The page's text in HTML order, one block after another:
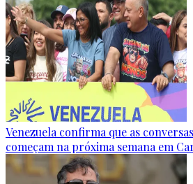
Venezuela confirma que as
começam na próxima semana em